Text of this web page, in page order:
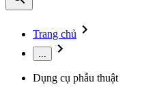
Trang chủ
...
Dụng cụ phẫu thuật